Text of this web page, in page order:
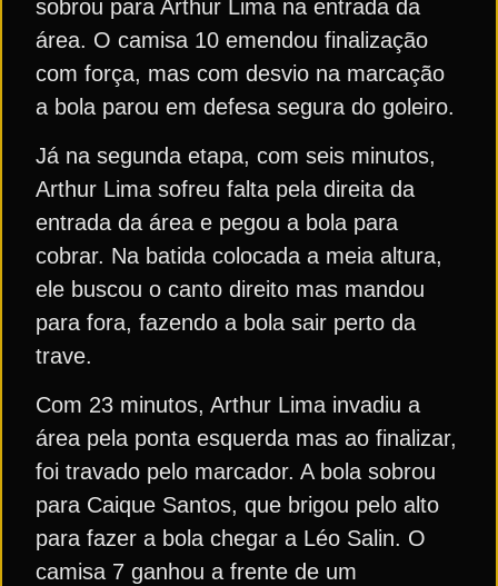
sobrou para Arthur Lima na entrada da
área. O camisa 10 emendou finalização
com força, mas com desvio na marcação
a bola parou em defesa segura do goleiro.
Já na segunda etapa, com seis minutos,
Arthur Lima sofreu falta pela direita da
entrada da área e pegou a bola para
cobrar. Na batida colocada a meia altura,
ele buscou o canto direito mas mandou
para fora, fazendo a bola sair perto da
trave.
Com 23 minutos, Arthur Lima invadiu a
área pela ponta esquerda mas ao finalizar,
foi travado pelo marcador. A bola sobrou
para Caique Santos, que brigou pelo alto
para fazer a bola chegar a Léo Salin. O
camisa 7 ganhou a frente de um